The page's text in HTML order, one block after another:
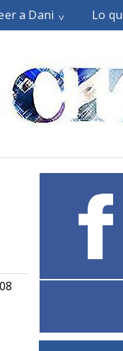
a Dani Lo